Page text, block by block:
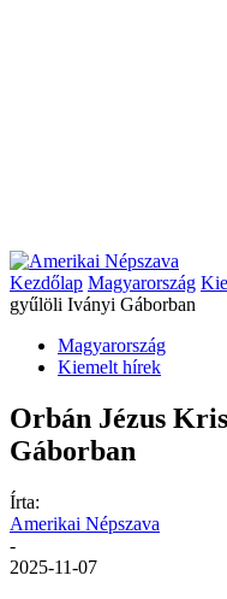
Kezdőlap Magyarország
gyűlöli Iványi Gáborban
Magyarország
Kiemelt hírek
Orbán Jézus
Gáborban
Írta:
Amerikai Népszava
-
2025-11-07